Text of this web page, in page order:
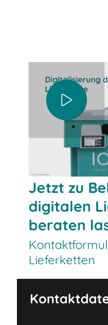
Jetzt
Jetzt zu
digitalen
beraten
Lieferketten